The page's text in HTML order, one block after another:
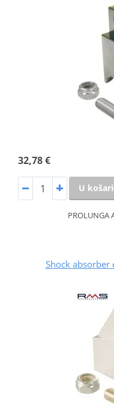
32,78 €
U
PROLUNGA
Shock absorber